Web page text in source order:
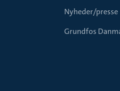
Nyheder/presse
Grundfos